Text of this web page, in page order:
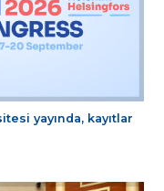
yayında, kayıtlar